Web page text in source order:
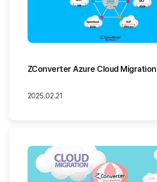
ZConverter Azure Cloud Migration
2025.02.21